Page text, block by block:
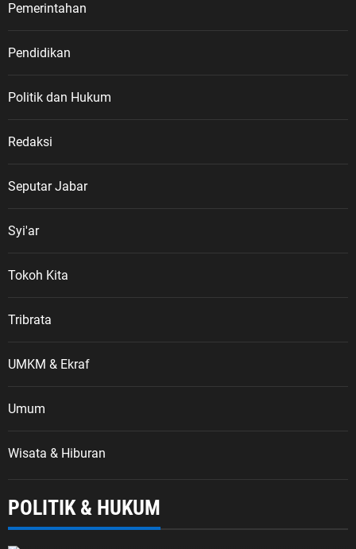
Pemerintahan
Pendidikan
Politik dan Hukum
Redaksi
Seputar Jabar
Syi'ar
Tokoh Kita
Tribrata
UMKM & Ekraf
Umum
Wisata & Hiburan
POLITIK & HUKUM